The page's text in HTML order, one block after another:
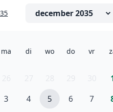
ma di wo do vr
3 4 5 6 7